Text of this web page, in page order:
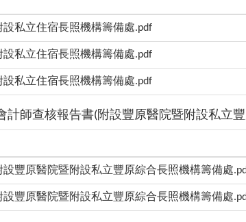
設私立住宿長照機構籌備處.pdf
設私立住宿長照機構籌備處.pdf
設私立住宿長照機構籌備處.pdf
計師查核報告書(附設豐原醫院暨附設私立
設豐原醫院暨附設私立豐原綜合長照機構籌備處
設豐原醫院暨附設私立豐原綜合長照機構籌備處